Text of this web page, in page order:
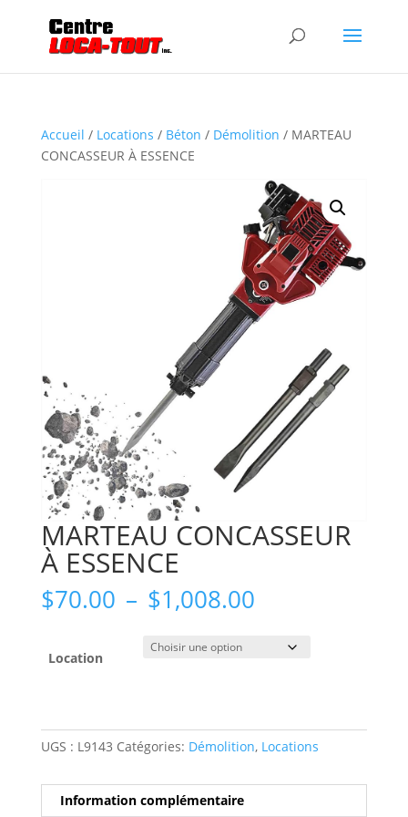
Accueil / Locations / Béton / Démolition / MARTEAU
CONCASSEUR À ESSENCE
MARTEAU CONCASSEUR
À ESSENCE
$70.00 – $1,008.00Plage
prix :
$70.00
Location
UGS : L9143 Catégories: Démolition, Locations
Information complémentaire